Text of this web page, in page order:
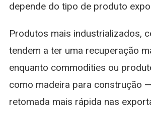
depende do tipo de produto
Produtos mais industrializados,
tendem a ter uma recuperação
enquanto commodities ou
como madeira para construção
retomada mais rápida nas